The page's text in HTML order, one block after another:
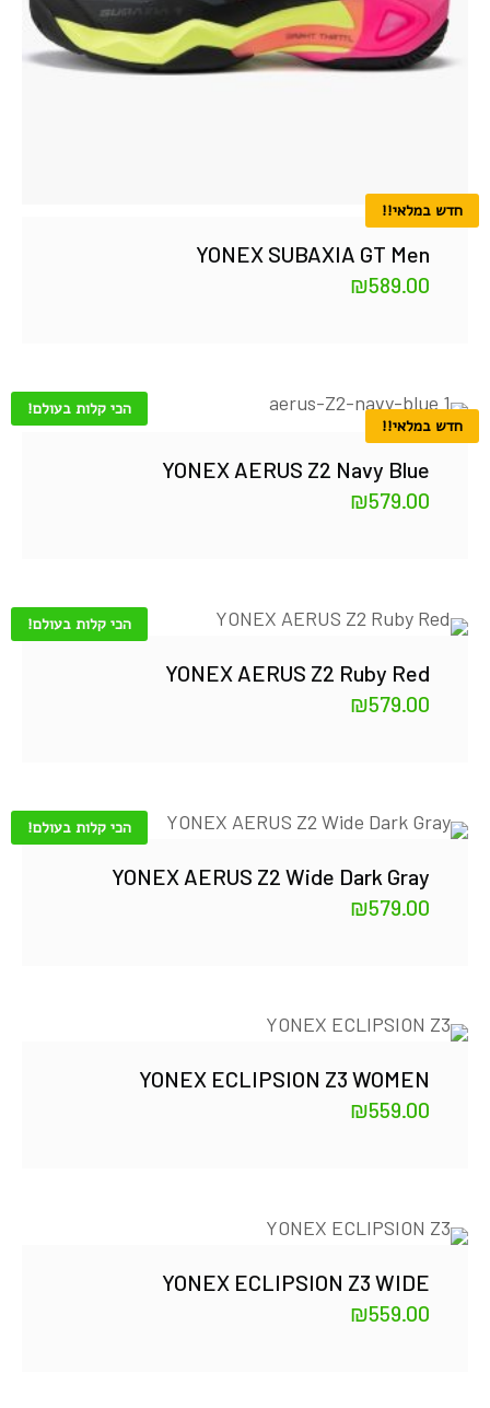
חדש במלאי!!
YONEX SUBAXIA GT Men
₪589.00
הכי קלות בעולם!
חדש במלאי!!
YONEX AERUS Z2 Navy Blue
₪579.00
הכי קלות בעולם!
YONEX AERUS Z2 Ruby Red
₪579.00
הכי קלות בעולם!
YONEX AERUS Z2 Wide Dark Gray
₪579.00
YONEX ECLIPSION Z3 WOMEN
₪559.00
YONEX ECLIPSION Z3 WIDE
₪559.00